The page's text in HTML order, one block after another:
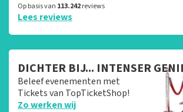
Op basis van 113.242reviews
Lees reviews
DICHTER BIJ... INTENSER
Beleef evenementen met
Tickets van TopTicketShop!
Zo werken wij